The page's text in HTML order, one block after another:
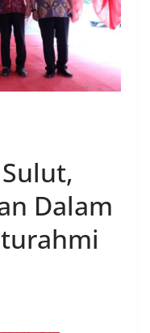
Dalam